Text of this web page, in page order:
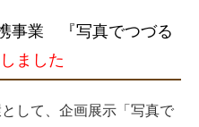
事業 『写真でつづる
ました
して、企画展示「写真で